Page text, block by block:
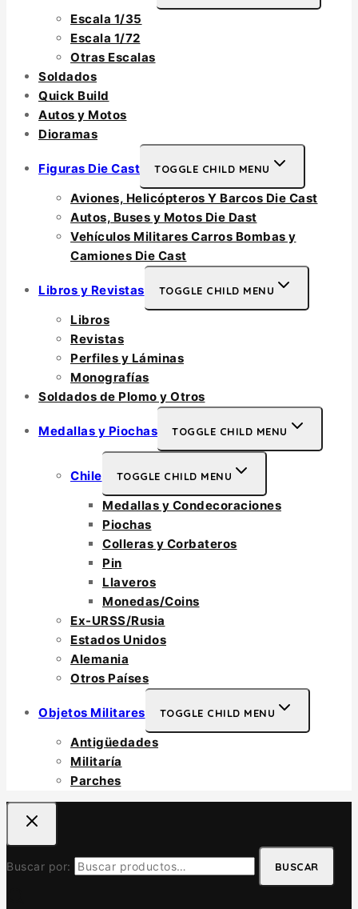
Escala 1/35
Escala 1/72
Otras Escalas
Soldados
Quick Build
Autos y Motos
Dioramas
Figuras Die Cast TOGGLE CHILD MENU
Aviones, Helicópteros Y Barcos Die Cast
Autos, Buses y Motos Die Dast
Vehículos Militares Carros Bombas y
Camiones Die Cast
Libros y Revistas TOGGLE CHILD MENU
Libros
Revistas
Perfiles y Láminas
Monografías
Soldados de Plomo y Otros
Medallas y Piochas TOGGLE CHILD MENU
Chile TOGGLE CHILD MENU
Medallas y Condecoraciones
Piochas
Colleras y Corbateros
Pin
Llaveros
Monedas/Coins
Ex-URSS/Rusia
Estados Unidos
Alemania
Otros Países
Objetos Militares TOGGLE CHILD MENU
Antigüedades
Militaría
Parches
Buscar por: BUSCAR